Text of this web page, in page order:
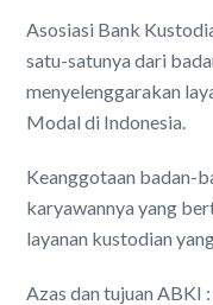
Asosiasi Bank
satu-satunya dari
menyelenggarakan
Modal di Indonesia.
Keanggotaan badan-
karyawannya yang
layanan kustodian
Azas dan tujuan ABKI